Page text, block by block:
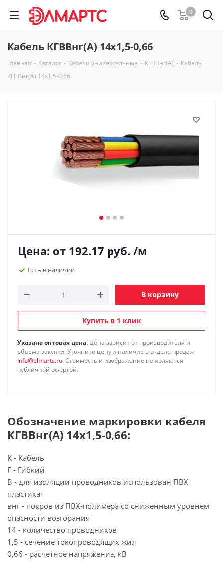
0
Кабель КГВВнг(А) 14х1,5-0,66
Главная - Каталог - Кабели универсальные - КГВВнг(А) - Кабель
КГВВнг(А) 14х1,5-0,66
Цена: от 192.17 руб. /м
Есть в наличии
В корзину
Купить в 1 клик
Указана оптовая цена. Цена зависит от производителя и
объема закупки. Уточните цену и наличие в отделе продаж
info@elmarts.ru. Стоимость и изображение не являются
публичной офертой.
Обозначение маркировки кабеля
КГВВнг(А) 14х1,5-0,66:
К - Кабель
Г - Гибкий
В - для изоляции проводников использован ПВХ
пластикат
внг - покров из ПВХ-полимера со сниженным уровнем
опасности возгорания
14 - количество проводников
1,5 - сечение токопроводящих жил
0,66 - расчетное напряжение, кВ